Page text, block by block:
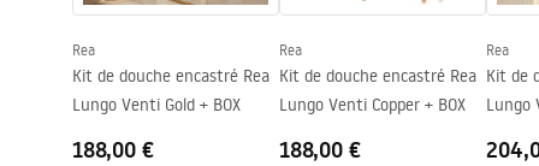
Garantie
24 mois
Couche Easy Clean
Rea
Kit de douche encastré Rea
Lungo Venti Gold + BOX
188,00 €
Rea
Kit de douche encastré Rea
Lungo Venti Copper + BOX
188,00 €
Rea
Kit de
Lungo